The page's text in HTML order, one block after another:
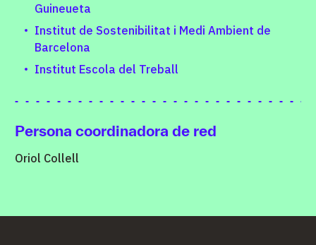
Guineueta
Institut de Sostenibilitat i Medi Ambient de
Barcelona
Institut Escola del Treball
Persona coordinadora de red
Oriol Collell